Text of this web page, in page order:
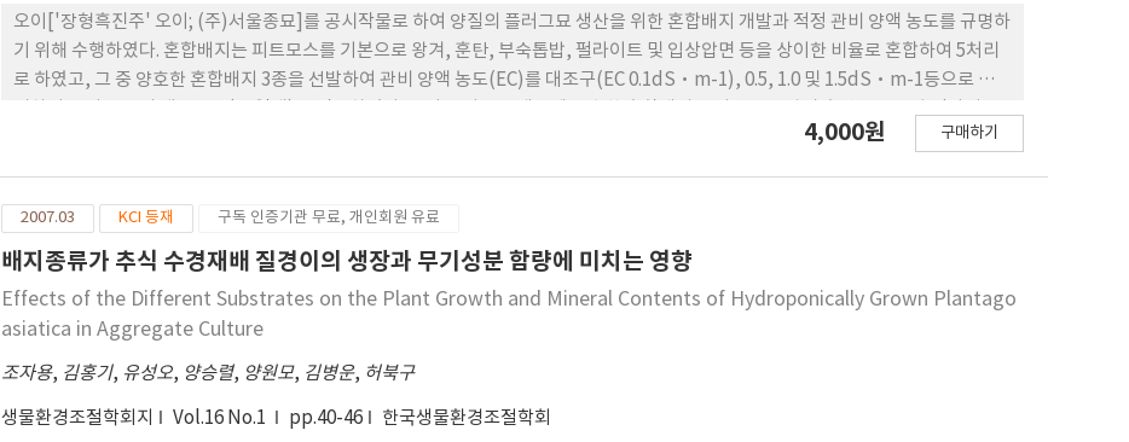
오이['장형흑진주' 오이; (주)서울종묘]를 공시작물로 하여 양질의 플러그묘 생산을 위한 혼합배지 개발과 적정 관비 양액 농도를 규명하
기 위해 수행하였다. 혼합배지는 피트모스를 기본으로 왕겨, 훈탄, 부숙톱밥, 펄라이트 및 입상압면 등을 상이한 비율로 혼합하여 5처리
로 하였고, 그 중 양호한 혼합배지 3종을 선발하여 관비 양액 농도(EC)를 대조구(EC 0.1dS·m-1), 0.5, 1.0 및 1.5dS·m-1등으로 처
=25:10:25:20:20(v/v), 피트모스 왕겨:부숙 톱밥:입상암면=30:25:20:25(v/v) 및 피트모스:왕겨:부숙톱밥=40:40:20(v/v)였다. 대조구
4,000원 구매하기
2007.03 KCI 등재 구독 인증기관 무료, 개인회원 유료
배지종류가 추식 수경재배 질경이의 생장과 무기성분 함량에 미치는 영향
Effects of the Different Substrates on the Plant Growth and Mineral Contents of Hydroponically Grown Plantago
asiatica in Aggregate Culture
조자용, 김홍기, 유성오, 양승렬, 양원모, 김병운, 허북구
생물환경조절학회지 Vol.16 No.1 pp.40-46 한국생물환경조절학회